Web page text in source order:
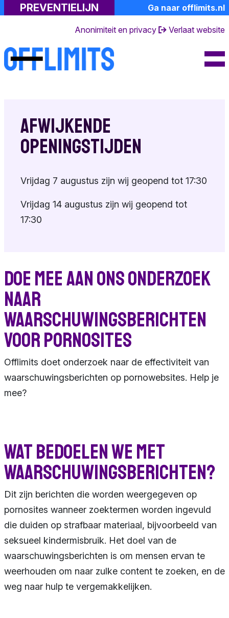
PREVENTIELIJN Ga naar offlimits.nl
Anonimiteit en privacy Verlaat website
Kindermisbruik
Toolkit
Lotgenoten
De gevolgen
Emoties
Samen praten
Toolkit
Professionals
Gespreksvoering
Risicosignalen
hulp
Suïciderisico
Eigen emoties
Toolkit
Meer informatie
FAQ's
partner
Ervaringsverhalen
Terminologie
Doe mee
Over ons
openingstijden
Over de
preventielijn
Andere
hulpverlening
Afwijkende
openingstijden
Vrijdag 7 augustus zijn wij geopend tot 17:30
Vrijdag 14 augustus zijn wij geopend tot
17:30
Doe mee aan ons onderzoek
naar
waarschuwingsberichten
voor pornosites
Offlimits doet onderzoek naar de effectiviteit van
waarschuwingsberichten op pornowebsites. Help je
mee?
Wat bedoelen we met
waarschuwingsberichten?
Dit zijn berichten die worden weergegeven op
pornosites wanneer zoektermen worden ingevuld
die duiden op strafbaar materiaal, bijvoorbeeld van
seksueel kindermisbruik. Het doel van de
waarschuwingsberichten is om mensen ervan te
weerhouden om naar zulke content te zoeken, en de
weg naar hulp te vergemakkelijken.